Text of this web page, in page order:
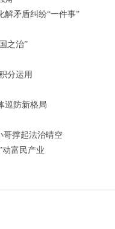
解矛盾纠纷“一件事”
之治”
分运用
巡防新格局
哥撑起法治晴空
富民产业